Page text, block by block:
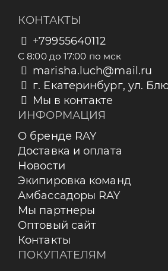
КОНТАКТЫ
+79955640112
С 8:00 до 17:00 по мск
marisha.luch@mail.ru
г. Екатеринбург, ул.
Мы в контакте
ИНФОРМАЦИЯ
О бренде RAY
Доставка и оплата
Новости
Экипировка команд
Амбассадоры RAY
Мы партнеры
Оптовый сайт
Контакты
ПОКУПАТЕЛЯМ